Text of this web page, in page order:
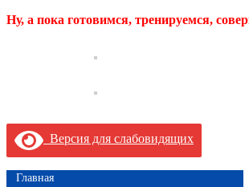
Ну, а пока готовимся, тренируемся,
Версия для слабовидящих
Главная